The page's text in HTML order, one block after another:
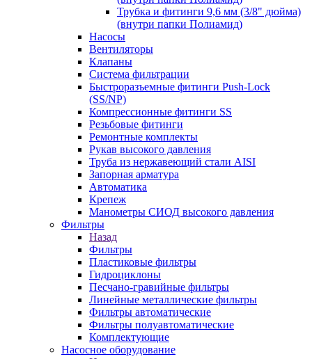
Трубка и фитинги 9,6 мм (3/8" дюйма)
(внутри папки Полиамид)
Насосы
Вентиляторы
Клапаны
Система фильтрации
Быстроразъемные фитинги Push-Lock
(SS/NP)
Компрессионные фитинги SS
Резьбовые фитинги
Ремонтные комплекты
Рукав высокого давления
Труба из нержавеющий стали AISI
Запорная арматура
Автоматика
Крепеж
Манометры СИОД высокого давления
Фильтры
Назад
Фильтры
Пластиковые фильтры
Гидроциклоны
Песчано-гравийные фильтры
Линейные металлические фильтры
Фильтры автоматические
Фильтры полуавтоматические
Комплектующие
Насосное оборудование